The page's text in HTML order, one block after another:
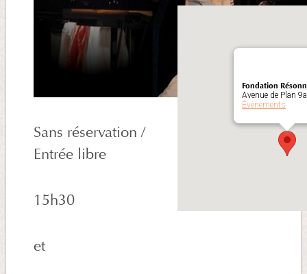
Fondation
Avenue de Plan
Événements
Sans réservation /
Entrée libre
15h30
et